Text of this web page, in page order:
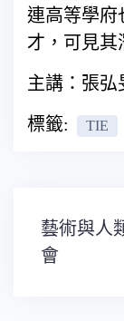
連高等學府
才，可見其
主講：張弘
標籤: TIE
文
章
導
藝術與人
會